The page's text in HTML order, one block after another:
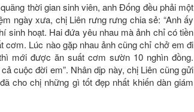
thời gian sinh viên, anh Đống đều phải một
ngày xưa, chị Liên rưng rưng chia sẻ: “Anh ấy
sinh hoạt. Hai đứa yêu nhau mà ảnh chỉ có tiền
Lúc nào gặp nhau ảnh cũng chỉ chở em đi
mới được ăn suất cơm sườn 10 nghìn đồng.
cuộc đời em”. Nhân dịp này, chị Liên cũng gửi
cho chị những gì tốt đẹp nhất khiến dàn giám